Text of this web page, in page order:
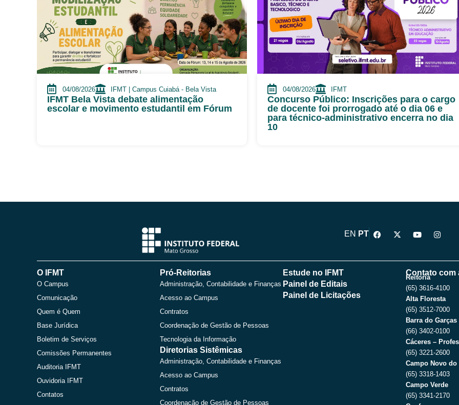
04/08/2026 IFMT | Campus Cuiabá - Bela Vista
IFMT Bela Vista debate alimentação
escolar e movimento estudantil em Fórum
04/08/2026 IFMT
Concurso Público: Inscrições para o cargo
de docente foi prorrogado até o dia 06 e
para técnico-administrativo encerra no dia
10
EN PT
F
a
b
X
-
i
Y
o
u
b
e
I
n
a
g
r
a
m
O IFMT
O Campus
Comunicação
Quem é Quem
Base Jurídica
Boletim de Serviços
Comissões Permanentes
Auditoria IFMT
Ouvidoria IFMT
Contatos
Pró-Reitorias
Administração, Contabilidade e Finanças
Acesso ao Campus
Contratos
Coordenação de Gestão de Pessoas
Tecnologia da Informação
Diretorias Sistêmicas
Administração, Contabilidade e Finanças
Acesso ao Campus
Contratos
Coordenação de Gestão de Pessoas
Estude no IFMT
Painel de Editais
Painel de Licitações
Contato com
Reitoria
(65) 3616-4100
Alta Floresta
(65) 3512-7000
Barra do Garças
(66) 3402-0100
Cáceres –
(65) 3221-2600
Campo Novo do
(65) 3318-1403
Campo Verde
(65) 3341-2170